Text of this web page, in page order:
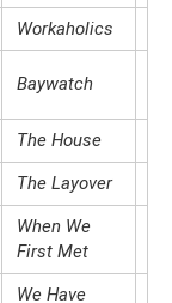
Workaholics
Baywatch
The House
The Layover
When We
First Met
We Have